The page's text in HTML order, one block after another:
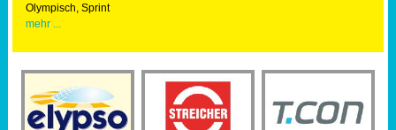
Run
Olympisch, Sprint
mehr ...